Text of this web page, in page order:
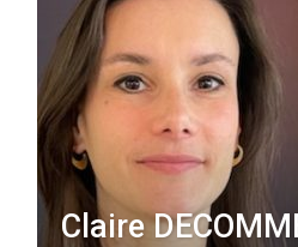
Claire